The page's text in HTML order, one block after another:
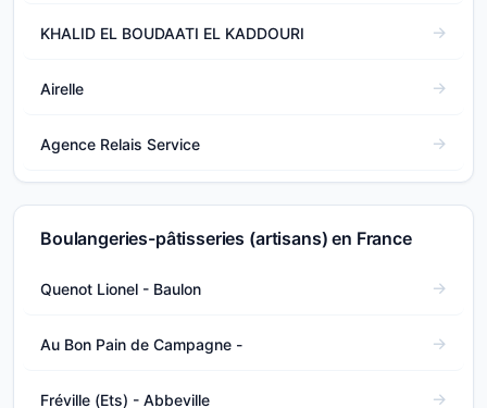
KHALID EL BOUDAATI EL KADDOURI
Airelle
Agence Relais Service
Boulangeries-pâtisseries (artisans) en France
Quenot Lionel - Baulon
Au Bon Pain de Campagne -
Fréville (Ets) - Abbeville